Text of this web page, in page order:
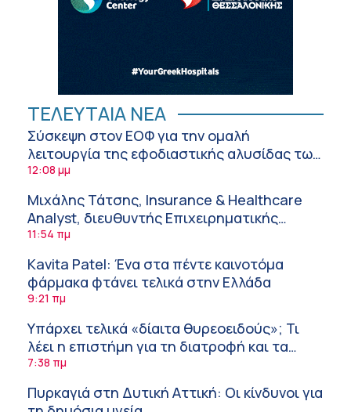
ΤΕΛΕΥΤΑΙΑ ΝΕΑ
Σύσκεψη στον ΕΟΦ για την ομαλή
λειτουργία της εφοδιαστικής αλυσίδας των
φαρμάκων στη διάρκεια του καλοκαιριού
12:08 μμ
Μιχάλης Τάτσης, Insurance & Healthcare
Analyst, διευθυντής Επιχειρηματικής
Ανάπτυξης Ομίλου HHG
11:54 πμ
Kavita Patel: Ένα στα πέντε καινοτόμα
φάρμακα φτάνει τελικά στην Ελλάδα
9:21 πμ
Υπάρχει τελικά «δίαιτα θυρεοειδούς»; Τι
λέει η επιστήμη για τη διατροφή και τα
συμπληρώματα
7:38 πμ
Πυρκαγιά στη Δυτική Αττική: Οι κίνδυνοι για